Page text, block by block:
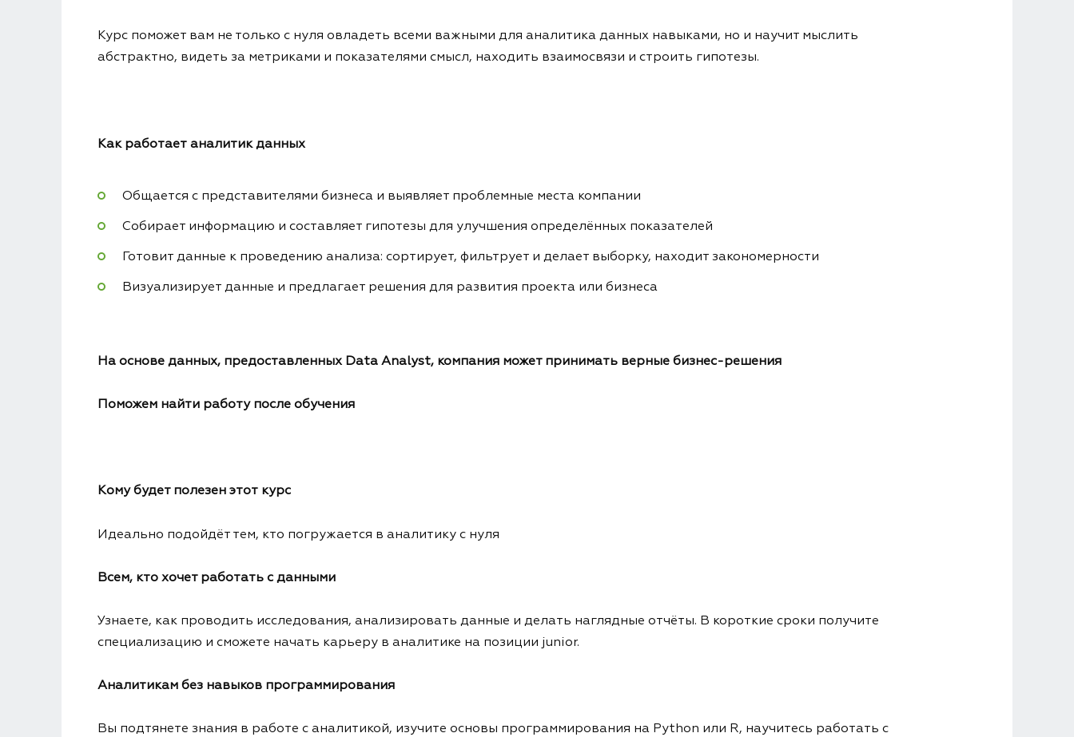
Курс поможет вам не только с нуля овладеть всеми важными для аналитика данных навыками, но и научит мыслить
абстрактно, видеть за метриками и показателями смысл, находить взаимосвязи и строить гипотезы.
Как работает аналитик данных
Общается с представителями бизнеса и выявляет проблемные места компании
Собирает информацию и составляет гипотезы для улучшения определённых показателей
Готовит данные к проведению анализа: сортирует, фильтрует и делает выборку, находит закономерности
Визуализирует данные и предлагает решения для развития проекта или бизнеса
На основе данных, предоставленных Data Analyst, компания может принимать верные бизнес-решения
Поможем найти работу после обучения
Кому будет полезен этот курс
Идеально подойдёт тем, кто погружается в аналитику с нуля
Всем, кто хочет работать с данными
Узнаете, как проводить исследования, анализировать данные и делать наглядные отчёты. В короткие сроки получите
специализацию и сможете начать карьеру в аналитике на позиции junior.
Аналитикам без навыков программирования
Вы подтянете знания в работе с аналитикой, изучите основы программирования на Python или R, научитесь работать с